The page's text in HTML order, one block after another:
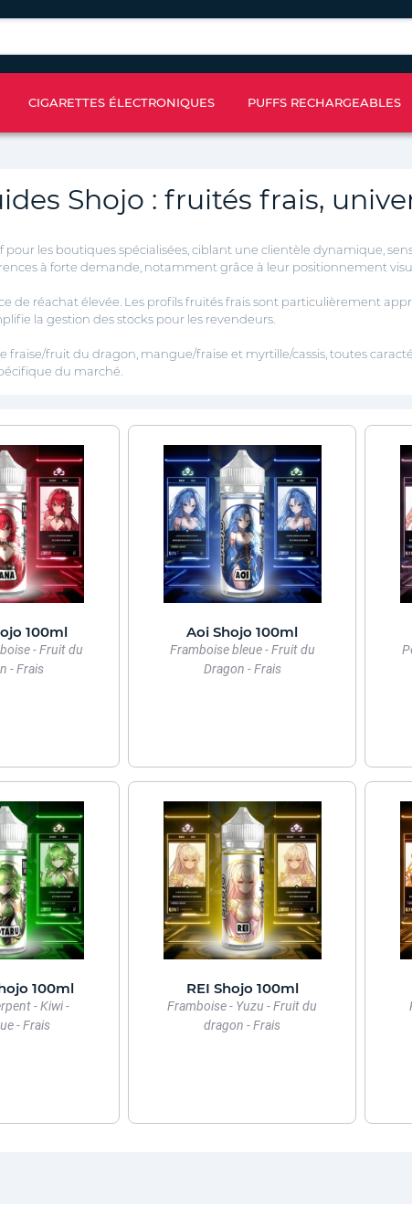
CIGARETTES ÉLECTRONIQUES PUFFS RECHARGEABLES
Shojo : fruités frais,
les boutiques spécialisées, ciblant une clientèle dynamique,
à forte demande, notamment grâce à leur positionnement
de réachat élevée. Les profils fruités frais sont particulièrement
la gestion des stocks pour les revendeurs.
fraise/fruit du dragon, mangue/fraise et myrtille/cassis, toutes
du marché.
100ml
- Fruit du
- Frais
Aoi Shojo 100ml
Framboise bleue - Fruit du
Dragon - Frais
100ml
- Kiwi -
- Frais
REI Shojo 100ml
Framboise - Yuzu - Fruit du
dragon - Frais